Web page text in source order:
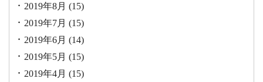
2019年8月 (15)
2019年7月 (15)
2019年6月 (14)
2019年5月 (15)
2019年4月 (15)